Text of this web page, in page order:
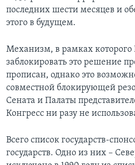
последних шести месяцев и
этого в будущем.
Механизм, в рамках которого
заблокировать это решение
прописан, однако это
совместной блокирующей
Сената и Палаты
Конгресс ни разу не
Всего список государств-
государств. Одно из них –